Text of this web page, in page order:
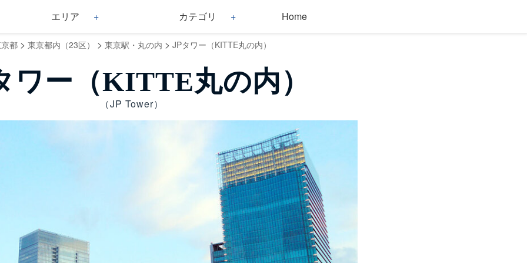
エリア カテゴリ Home
都> 東京都内（23区） > 東京駅・丸の内 > JPタワー（KITTE丸の内）
ワー（KITTE丸の内）
（JP Tower）